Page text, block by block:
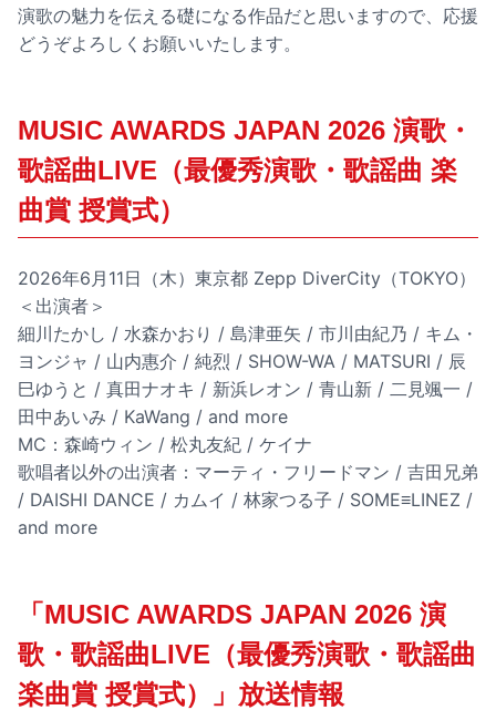
演歌の魅力を伝える礎になる作品だと思いますので、応援
どうぞよろしくお願いいたします。
MUSIC AWARDS JAPAN 2026 演歌・
歌謡曲LIVE（最優秀演歌・歌謡曲 楽
曲賞 授賞式）
2026年6月11日（木）東京都 Zepp DiverCity（TOKYO）
＜出演者＞
細川たかし / 水森かおり / 島津亜矢 / 市川由紀乃 / キム・
ヨンジャ / 山内惠介 / 純烈 / SHOW-WA / MATSURI / 辰
巳ゆうと / 真田ナオキ / 新浜レオン / 青山新 / 二見颯一 /
田中あいみ / KaWang / and more
MC：森崎ウィン / 松丸友紀 / ケイナ
歌唱者以外の出演者：マーティ・フリードマン / 吉田兄弟
/ DAISHI DANCE / カムイ / 林家つる子 / SOME≡LINEZ /
and more
「MUSIC AWARDS JAPAN 2026 演
歌・歌謡曲LIVE（最優秀演歌・歌謡曲
楽曲賞 授賞式）」放送情報